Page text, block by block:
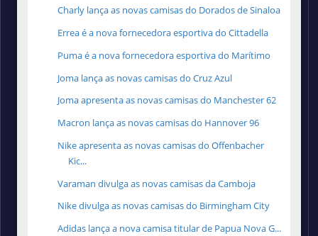
Charly lança as novas camisas do Dorados de Sinaloa
Errea é a nova fornecedora esportiva do Cittadella
Puma é a nova fornecedora esportiva do Marítimo
Joma lança as novas camisas do Cruz Azul
Joma apresenta as novas camisas do Manchester 62
Macron lança as novas camisas do Hannover 96
Nike apresenta as novas camisas do Offenbacher
Kic...
Varaman divulga as novas camisas da Camboja
Nike divulga as novas camisas do Birmingham City
Adidas lança a nova camisa titular de Papua Nova G...